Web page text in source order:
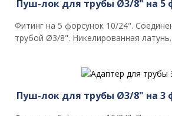
Пуш-лок для трубы Ø3/8" на 5
Фитинг на 5 форсунок 10/24".
трубой Ø3/8". Никелированная
Пуш-лок для трубы Ø3/8" на 3